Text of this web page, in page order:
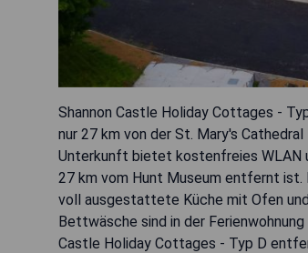
Shannon Castle Holiday Cottages -
nur 27 km von der St. Mary's
Unterkunft bietet kostenfreies WLAN
27 km vom Hunt Museum entfernt ist.
voll ausgestattete Küche mit Ofen
Bettwäsche sind in der
Castle Holiday Cottages - Typ D